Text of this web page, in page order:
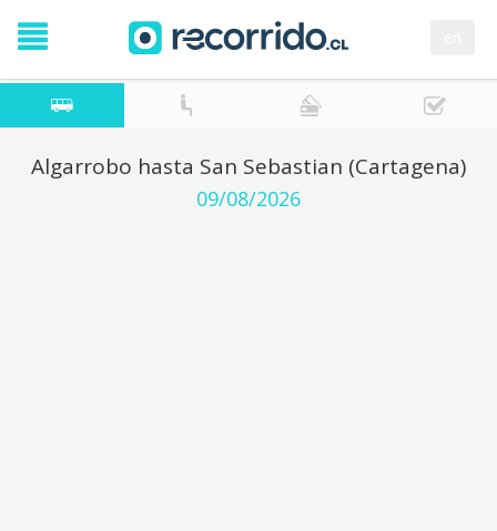
Algarrobo hasta San Sebastian (Cartagena)
09/08/2026